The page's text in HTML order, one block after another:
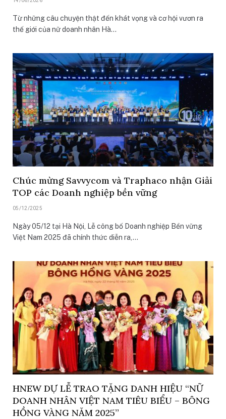
Từ những câu chuyện thật đến khát vọng và cơ hội vươn ra
thế giới của nữ doanh nhân Hà…
Chúc mừng Savvycom và Traphaco nhận Giải
TOP các Doanh nghiệp bền vững
05/12/2025
Ngày 05/12 tại Hà Nội, Lễ công bố Doanh nghiệp Bền vững
Việt Nam 2025 đã chính thức diễn ra,…
HNEW DỰ LỄ TRAO TẶNG DANH HIỆU “NỮ
DOANH NHÂN VIỆT NAM TIÊU BIỂU – BÔNG
HỒNG VÀNG NĂM 2025”